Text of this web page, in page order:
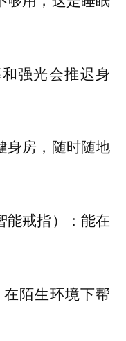
强光会推迟身
身房，随时随地
戒指）： 能在
在陌生环境下帮